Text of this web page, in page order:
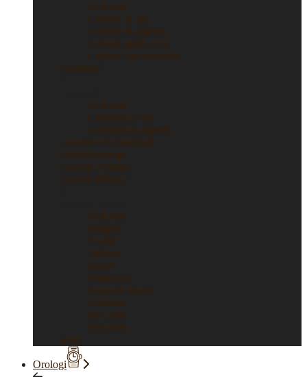
Vedi tutti
Collane in oro
Collane in argento
Collane punto luce
Collane con ciondoli
Ciondoli
Vedi tutti
Ciondoli in oro
Ciondoli in argento
Gioielli con Diamanti
Gioielli vintage
Gioielli d’artista
Gioielli firmati
Vedi tutti
Bulgari
Cartier
Tiffany
Gucci
Pomellato
Pasquale Bruni
Damiani
Re Carlo
Vedi tutti
Sold
Orologi